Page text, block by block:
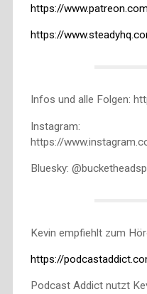
https://
https://
Infos und alle Folgen:
Instagram:
https://
Bluesky:
Kevin empfiehlt zum
https://
Podcast Addict nutzt